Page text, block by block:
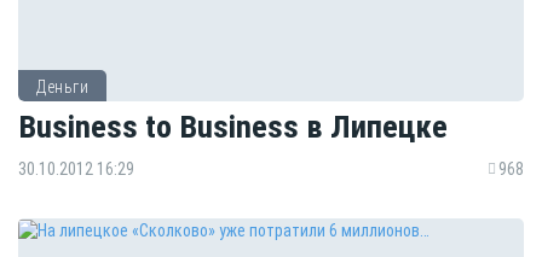
Деньги
Business to Business в Липецке
30.10.2012 16:29 968